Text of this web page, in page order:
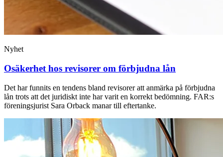
Nyhet
Osäkerhet hos revisorer om förbjudna lån
Det har funnits en tendens bland revisorer att anmärka på förbjudna
lån trots att det juridiskt inte har varit en korrekt bedömning. FAR:s
föreningsjurist Sara Orback manar till eftertanke.